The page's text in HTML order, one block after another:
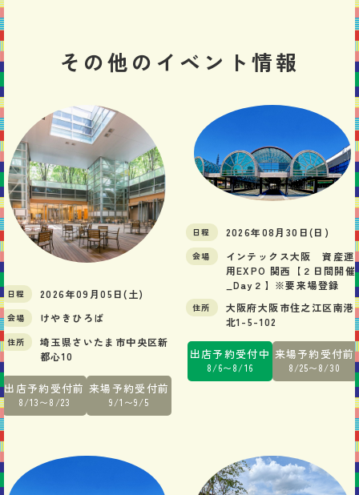
その他の イベント情報
日程 2026年09月05日(土)
会場 けやきひろば
住所
埼玉県さいたま市中央区新
都心10
出店予約 受付前
8/13〜8/23
来場予約受付前
9/1〜9/5
日程 2026年08月30日(日)
会場
インテックス大阪 資産運
用EXPO 関西【２日間開催
_Day２】※要来場登録
住所
大阪府大阪市住之江区南港
北1-5-102
出店予約受付中
8/6〜8/16
来場予約 受付前
8/25〜8/30